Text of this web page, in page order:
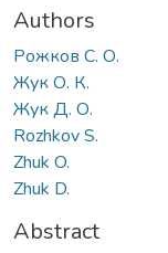
Authors
Рожков С. О.
Жук О. К.
Жук Д. О.
Rozhkov S.
Zhuk O.
Zhuk D.
Abstract